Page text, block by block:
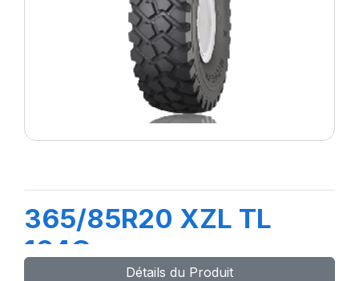
365/85R20 XZL TL
164G
Détails du Produit